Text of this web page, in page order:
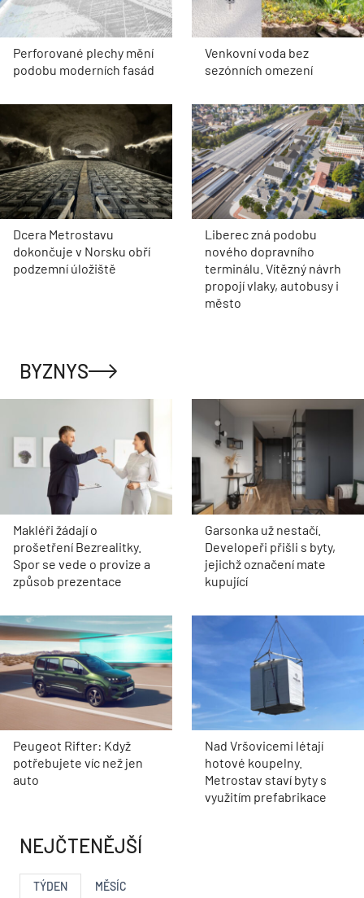
Perforované plechy mění
podobu moderních fasád
Venkovní voda bez
sezónních omezení
Dcera Metrostavu
dokončuje v Norsku obří
podzemní úložiště
Liberec zná podobu
nového dopravního
terminálu. Vítězný návrh
propojí vlaky, autobusy i
město
BYZNYS
Makléři žádají o
prošetření Bezrealitky.
Spor se vede o provize a
způsob prezentace
Garsonka už nestačí.
Developeři přišli s byty,
jejichž označení mate
kupující
Peugeot Rifter: Když
potřebujete víc než jen
auto
Nad Vršovicemi létají
hotové koupelny.
Metrostav staví byty s
využitím prefabrikace
NEJČTENĚJŠÍ
TÝDEN MĚSÍC